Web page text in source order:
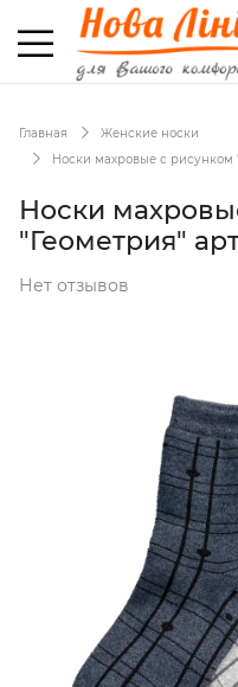
Главная
Женские носки
Носки махровые с рисунком
Носки
"Геометрия"
Нет отзывов